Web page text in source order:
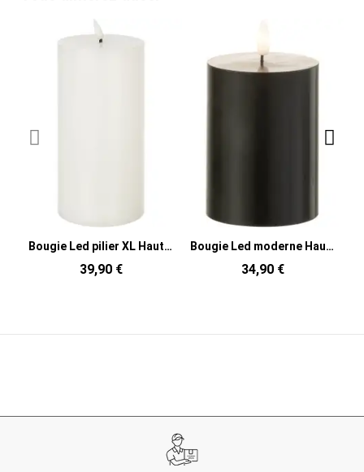
Bougie Led pilier XL Hauteur 23 cm en Cire Plastique Blanc Luzina
39,90 €
Bougie Led moderne Hauteur 10 cm en Cire Plastique Noir Luzina
34,90 €